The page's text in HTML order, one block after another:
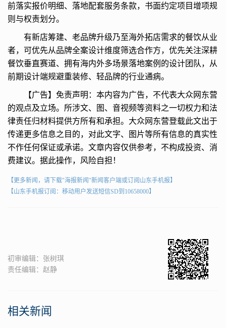
前落实报价明细、落地配套服务条款，书面约定项目增项规
则与权责划分。
有新店筹建、老品牌升级乃至海外拓店需求的餐饮从业
者，可优先从品牌全案设计维度筛选合作方，优先关注深耕
餐饮垂直赛道、拥有海内外多场景落地案例的设计团队，从
前期设计端规避重装修、轻品牌的行业通病。
【广告】免责声明：本内容为广告，不代表大众网东营
的观点及立场。所涉文、图、音视频等资料之一切权力和法
律责任归材料提供方所有和承担。大众网东营登载此文出于
传递更多信息之目的，对此文字、图片等所有信息的真实性
不作任何保证或承诺。文章内容仅供参考，不构成投资、消
费建议。据此操作，风险自担！
【更多新闻，请下载"海报新闻"新闻客户端或订阅山东手机报】
【山东手机报订阅：移动用户发送短信SD到10658000】
初审编辑：张树琪
责任编辑：赵静
相关新闻